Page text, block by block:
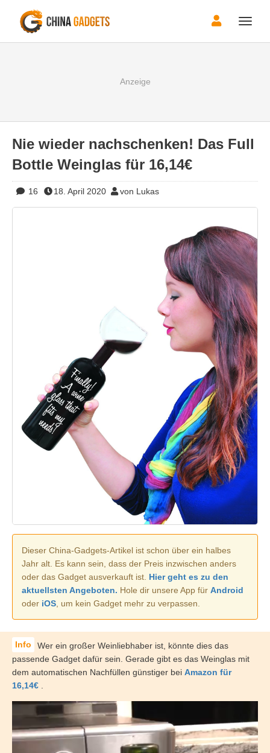
Toggle
Nie wieder nachschenken! Das Full
Bottle Weinglas für 16,14€
16 18. April 2020 von Lukas
Dieser China-Gadgets-Artikel ist schon über ein halbes
Jahr alt. Es kann sein, dass der Preis inzwischen anders
oder das Gadget ausverkauft ist. Hier geht es zu den
aktuellsten Angeboten. Hole dir unsere App für Android
oder iOS , um kein Gadget mehr zu verpassen.
Wer ein großer Weinliebhaber ist, könnte dies das
passende Gadget dafür sein. Gerade gibt es das Weinglas mit
dem automatischen Nachfüllen günstiger bei Amazon für
16,14€
Video-